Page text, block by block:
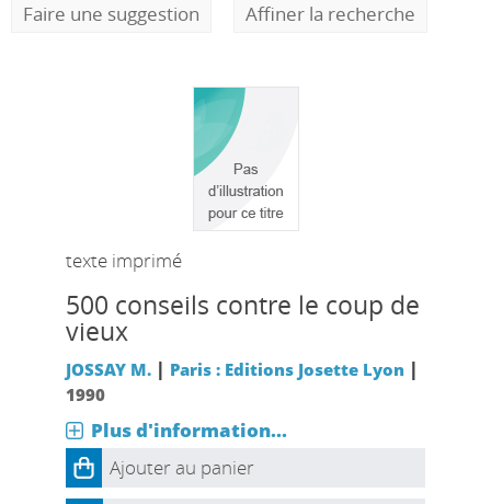
Faire une suggestion
Affiner la recherche
texte imprimé
500 conseils contre le coup de
vieux
JOSSAY M. | Paris : Editions Josette Lyon |
1990
Plus d'information...
Ajouter au panier